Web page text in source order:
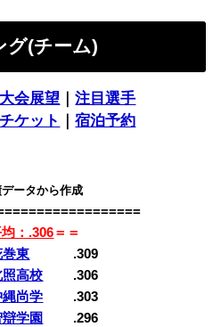
グ(チーム)
大会展望 ｜注目選手
チケット ｜宿泊予約
ータから作成
：.306＝＝
巻東 .309
照高校 .306
縄尚学 .303
辯学園
.296